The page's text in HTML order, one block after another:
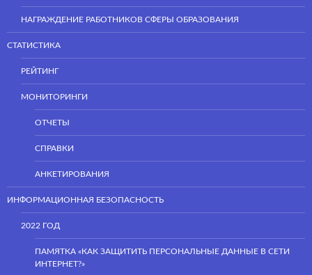
НАГРАЖДЕНИЕ РАБОТНИКОВ СФЕРЫ ОБРАЗОВАНИЯ
СТАТИСТИКА
РЕЙТИНГ
МОНИТОРИНГИ
ОТЧЕТЫ
СПРАВКИ
АНКЕТИРОВАНИЯ
ИНФОРМАЦИОННАЯ БЕЗОПАСНОСТЬ
2022 ГОД
ПАМЯТКА «КАК ЗАЩИТИТЬ ПЕРСОНАЛЬНЫЕ ДАННЫЕ В СЕТИ
ИНТЕРНЕТ?»